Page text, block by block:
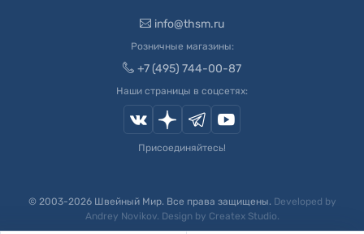
info@thsm.ru
Розничные магазины:
+7 (495) 744-00-87
Наши страницы в соцсетях:
Присоединяйтесь!
© 2003-2026Швейный Мир. Все права защищены. Developed by
Andrey Novikov. Design by Createx Studio.